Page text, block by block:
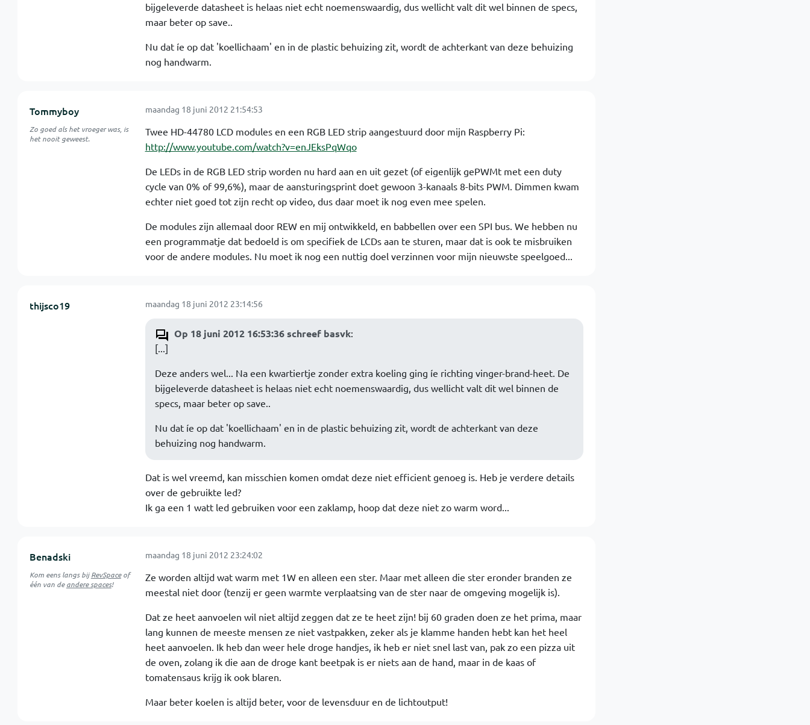
bijgeleverde datasheet is helaas niet echt noemenswaardig, dus wellicht valt dit wel binnen de specs,
maar beter op save..
Nu dat íe op dat 'koellichaam' en in de plastic behuizing zit, wordt de achterkant van deze behuizing
nog handwarm.
Tommyboy
Zo goed als het vroeger was, is
het nooit geweest.
maandag 18 juni 2012 21:54:53
Twee HD-44780 LCD modules en een RGB LED strip aangestuurd door mijn Raspberry Pi:
http://www.youtube.com/watch?v=enJEksPqWqo
De LEDs in de RGB LED strip worden nu hard aan en uit gezet (of eigenlijk gePWMt met een duty
cycle van 0% of 99,6%), maar de aansturingsprint doet gewoon 3-kanaals 8-bits PWM. Dimmen kwam
echter niet goed tot zijn recht op video, dus daar moet ik nog even mee spelen.
De modules zijn allemaal door REW en mij ontwikkeld, en babbellen over een SPI bus. We hebben nu
een programmatje dat bedoeld is om specifiek de LCDs aan te sturen, maar dat is ook te misbruiken
voor de andere modules. Nu moet ik nog een nuttig doel verzinnen voor mijn nieuwste speelgoed...
thijsco19 maandag 18 juni 2012 23:14:56
Op 18 juni 2012 16:53:36 schreef basvk:
[...]
Deze anders wel... Na een kwartiertje zonder extra koeling ging íe richting vinger-brand-heet. De
bijgeleverde datasheet is helaas niet echt noemenswaardig, dus wellicht valt dit wel binnen de
specs, maar beter op save..
Nu dat íe op dat 'koellichaam' en in de plastic behuizing zit, wordt de achterkant van deze
behuizing nog handwarm.
Dat is wel vreemd, kan misschien komen omdat deze niet efficient genoeg is. Heb je verdere details
over de gebruikte led?
Ik ga een 1 watt led gebruiken voor een zaklamp, hoop dat deze niet zo warm word...
Benadski
Kom eens langs bijRevSpaceof
één van deandere spaces!
maandag 18 juni 2012 23:24:02
Ze worden altijd wat warm met 1W en alleen een ster. Maar met alleen die ster eronder branden ze
meestal niet door (tenzij er geen warmte verplaatsing van de ster naar de omgeving mogelijk is).
Dat ze heet aanvoelen wil niet altijd zeggen dat ze te heet zijn! bij 60 graden doen ze het prima, maar
lang kunnen de meeste mensen ze niet vastpakken, zeker als je klamme handen hebt kan het heel
heet aanvoelen. Ik heb dan weer hele droge handjes, ik heb er niet snel last van, pak zo een pizza uit
de oven, zolang ik die aan de droge kant beetpak is er niets aan de hand, maar in de kaas of
tomatensaus krijg ik ook blaren.
Maar beter koelen is altijd beter, voor de levensduur en de lichtoutput!